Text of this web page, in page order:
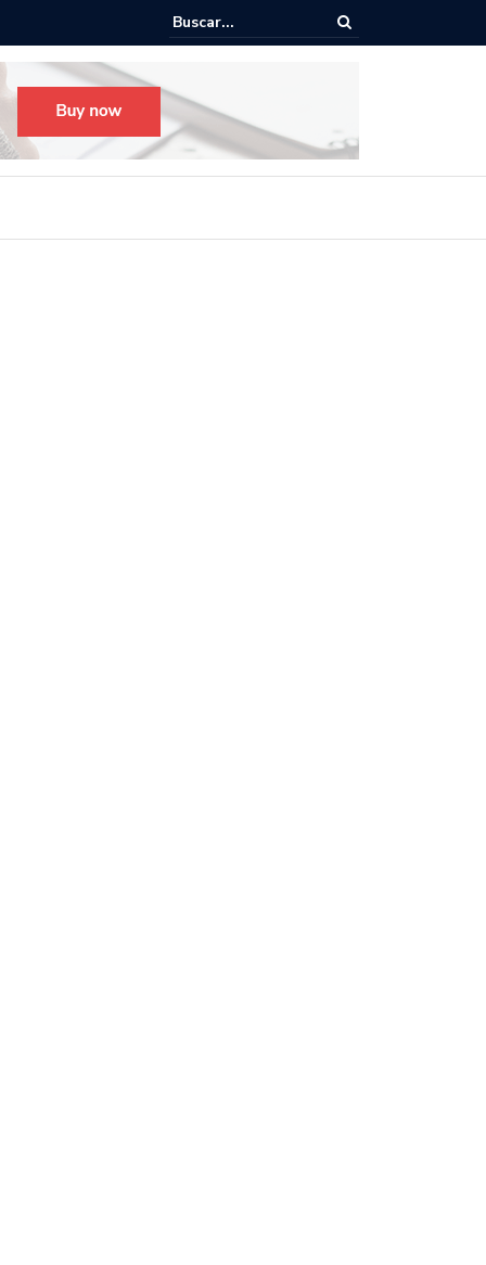
para el Festival Desfile Día de Muertos 2025 en Guadalajara